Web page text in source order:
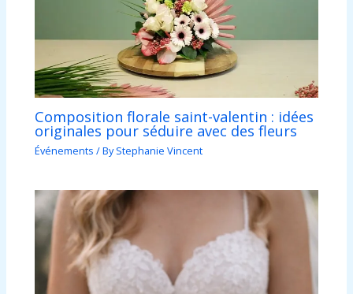
Composition florale saint-valentin : idées
originales pour séduire avec des fleurs
Événements / ByStephanie Vincent